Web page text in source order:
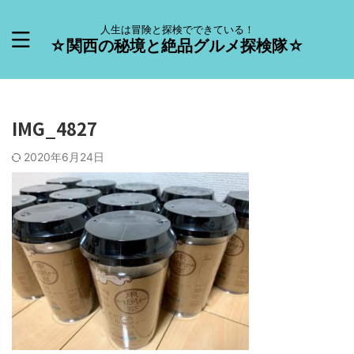
人生は冒険と探検でできている！
☆関西の秘境と絶品グルメ探検隊☆
IMG_4827
2020年6月24日